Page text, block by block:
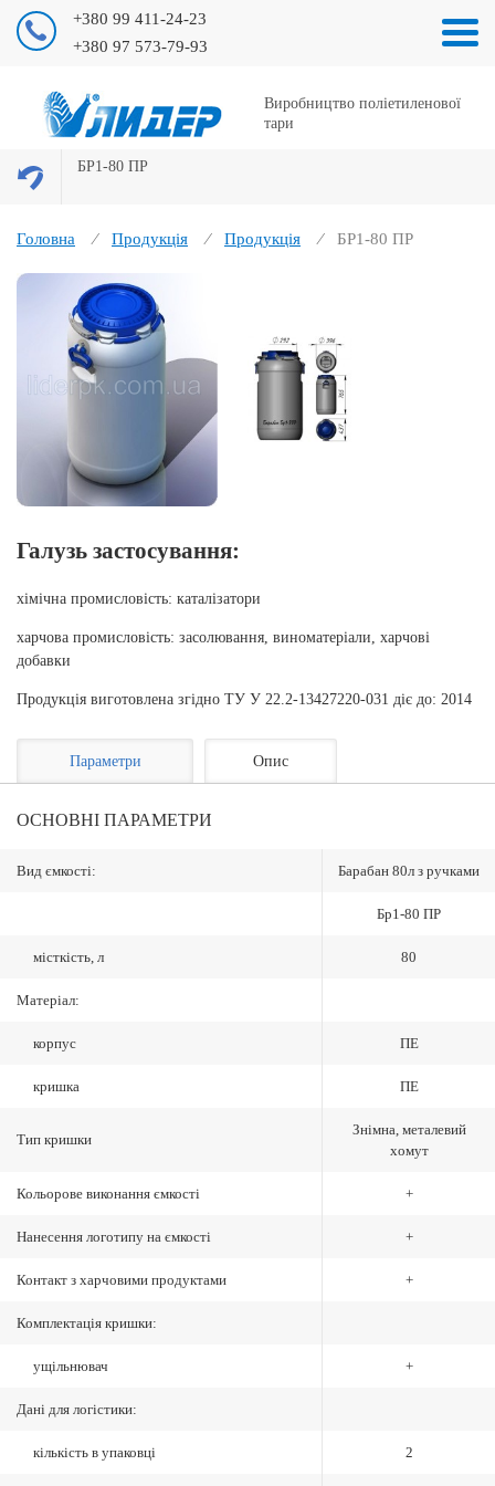
+380 99 411-24-23
+380 97 573-79-93
Виробництво поліетиленової
тари
БР1-80 ПР
Головна Продукція Продукція БР1-80 ПР
Галузь застосування:
хімічна промисловість: каталізатори
харчова промисловість: засолювання, виноматеріали, харчові
добавки
Продукція виготовлена згідно ТУ У 22.2-13427220-031 діє до: 2014
Параметри Опис
ОСНОВНІ ПАРАМЕТРИ
Вид ємкості: Барабан 80л з ручками
Бр1-80 ПР
місткість, л 80
Матеріал:
корпус ПЕ
кришка ПЕ
Тип кришки
Знімна, металевий
хомут
Кольорове виконання ємкості +
Нанесення логотипу на ємкості +
Контакт з харчовими продуктами +
Комплектація кришки:
ущільнювач +
Дані для логістики:
кількість в упаковці 2